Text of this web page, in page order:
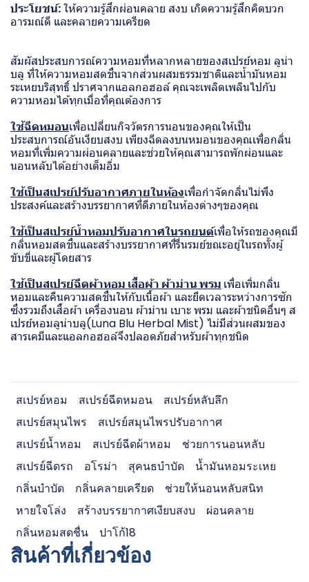
ประโยชน์:ให้ความรู้สึกผ่อนคลาย สงบ เกิดความรู้สึกคิดบวก
อารมณ์ดี และคลายความเครียด
สัมผัสประสบการณ์ความหอมที่หลากหลายของสเปรย์หอม ลูน่า
บลู ที่ให้ความหอมสดชื่นจากส่วนผสมธรรมชาติและน้ำมันหอม
ระเหยบริสุทธิ์ ปราศจากแอลกอฮอล์ คุณจะเพลิดเพลินไปกับ
ความหอมได้ทุกเมื่อที่คุณต้องการ
ใช้ฉีดหมอนเพื่อเปลี่ยนกิจวัตรการนอนของคุณให้เป็น
ประสบการณ์อันเงียบสงบ เพียงฉีดลงบนหมอนของคุณเพื่อกลิ่น
หอมที่เพิ่มความผ่อนคลายและช่วยให้คุณสามารถพักผ่อนและ
นอนหลับได้อย่างเต็มอิ่ม
ใช้เป็นสเปรย์ปรับอากาศภายในห้องเพื่อกำจัดกลิ่นไม่พึง
ประสงค์และสร้างบรรยากาศที่ดีภายในห้องต่างๆของคุณ
ใช้เป็นสเปรย์น้ำหอมปรับอากาศในรถยนต์เพื่อให้รถของคุณมี
กลิ่นหอมสดชื่นและสร้างบรรยากาศที่รื่นรมย์ขณะอยู่ในรถทั้งผู้
ขับขี่และผู้โดยสาร
ใช้เป็นสเปรย์ฉีดผ้าหอม เสื้อผ้า ผ้าม่าน พรม เพื่อเพิ่มกลิ่น
หอมและคืนความสดชื่นให้กับเนื้อผ้า และยืดเวลาระหว่างการซัก
ซึ่งรวมถึงเสื้อผ้า เครื่องนอน ผ้าม่าน เบาะ พรม และผ้าชนิดอื่นๆ ส
เปรย์หอมลูน่าบลู(Luna Blu Herbal Mist) ไม่มีส่วนผสมของ
สารเคมีและแอลกอฮอล์จึงปลอดภัยสำหรับผ้าทุกชนิด
สเปรย์หอม สเปรย์ฉีดหมอน
สเปรย์หลับลึก
สเปรย์สมุนไพร
สเปรย์สมุนไพรปรับอากาศ
สเปรย์น้ำหอม
สเปรย์ฉีดผ้าหอม
ช่วยการนอนหลับ
สเปรย์ฉีดรถ
อโรม่า สุคนธบำบัด
น้ำมันหอมระเหย
กลิ่นบำบัด
กลิ่นคลายเครียด
ช่วยให้นอนหลับสนิท
หายใจโล่ง
สร้างบรรยากาศเงียบสงบ
ผ่อนคลาย
กลิ่นหอมสดชื่น
ปาโก้18
สินค้าที่เกี่ยวข้อง